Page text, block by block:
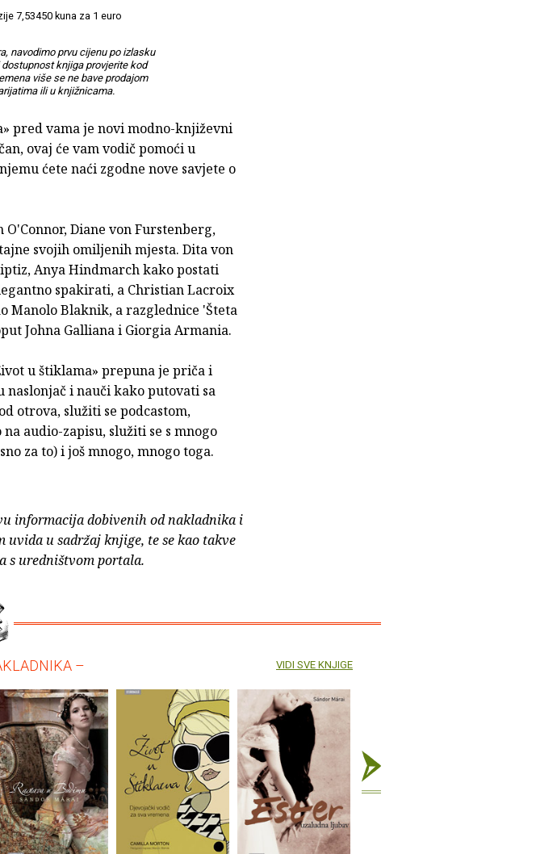
7,53450 kuna za 1 euro
navodimo prvu cijenu po izlasku
knjiga provjerite kod
više se ne bave prodajom
ili u knjižnicama.
pred vama je novi modno-književni
ovaj će vam vodič pomoći u
ćete naći zgodne nove savjete o
Diane von Furstenberg,
svojih omiljenih mjesta. Dita von
Anya Hindmarch kako postati
spakirati, a Christian Lacroix
Manolo Blaknik, a razglednice 'Šteta
Johna Galliana i Giorgia Armania.
u štiklama» prepuna je priča i
naslonjač i nauči kako putovati sa
otrova, služiti se podcastom,
audio-zapisu, služiti se s mnogo
za to) i još mnogo, mnogo toga.
informacija dobivenih od nakladnika i
u sadržaj knjige, te se kao takve
s uredništvom portala.
– VIDI SVE KNJIGE